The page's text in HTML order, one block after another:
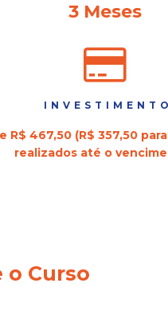
3 Meses
INVESTIMENTO
R$ 467,50 (R$ 357,50
realizados até o
o Curso